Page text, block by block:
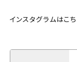
インスタグラムはこち